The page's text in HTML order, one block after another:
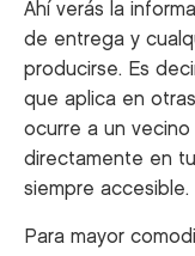
Ahí verás la
de entrega y
producirse. Es
que aplica en
ocurre a un
directamente en
siempre accesible.
Para mayor